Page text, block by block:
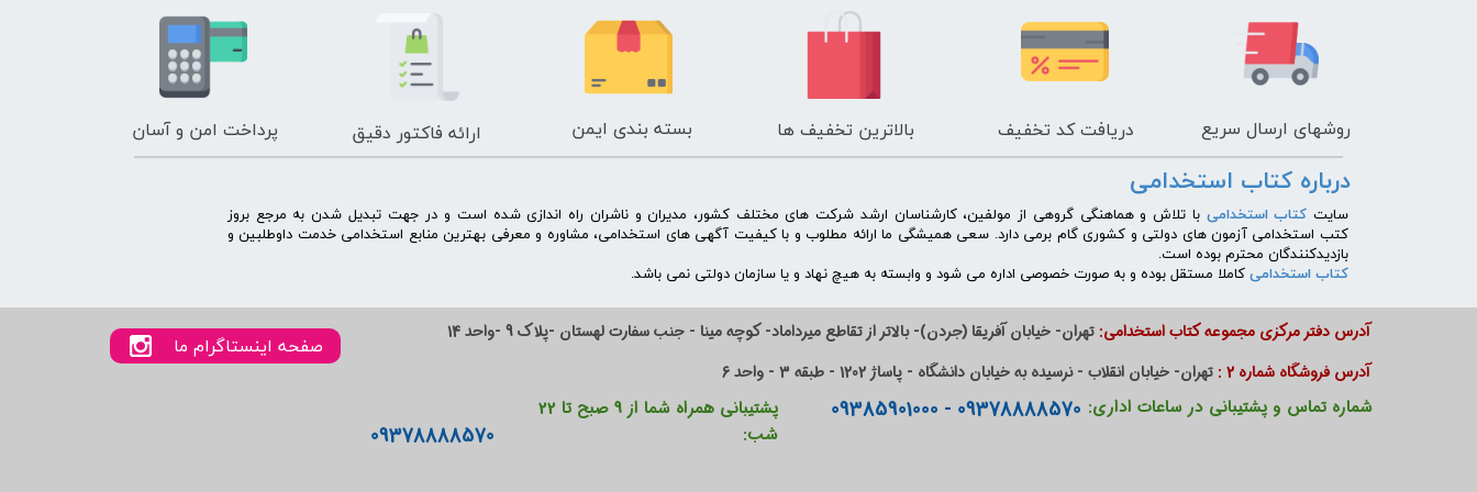
روشهای ارسال سریع دریافت کد تخفیف بالاترین تخفیف ها بسته بندی ایمن ارائه فاکتور دقیق پرداخت امن و آسان
درباره کتاب استخدامی
​سایت کتاب استخدامی با تلاش و هماهنگی گروهی از مولفین، کارشناسان ارشد شرکت های مختلف کشور، مدیران و ناشران راه اندازی شده است و در جهت تبدیل شدن به مرجع بروز
کتب استخدامی آزمون های دولتی و کشوری گام برمی دارد. سعی همیشگی ما ارائه مطلوب و با کیفیت آگهی های استخدامی، مشاوره و معرفی بهترین منابع استخدامی خدمت داوطلبین و
بازدیدکنندگان محترم بوده است.
کتاب استخدامی کاملا مستقل بوده و به صورت خصوصی اداره می شود و وابسته به هیچ نهاد و یا سازمان دولتی نمی باشد.
شماره تماس و پشتیبانی در ساعات اداری:
آدرس دفتر مرکزی مجموعه کتاب استخدامی:تهران- خیابان آفریقا (جردن)- بالاتر از تقاطع میرداماد- کوچه مینا - جنب سفارت لهستان -پلاک 9 -واحد 14
صفحه اینستاگرام ما
پشتیبانی همراه شما از 9 صبح تا 22
شب:
09378888570
آدرس فروشگاه شماره 2 : تهران- خیابان انقلاب - نرسیده به خیابان دانشگاه - پاساژ 1202 - طبقه 3 - واحد 6